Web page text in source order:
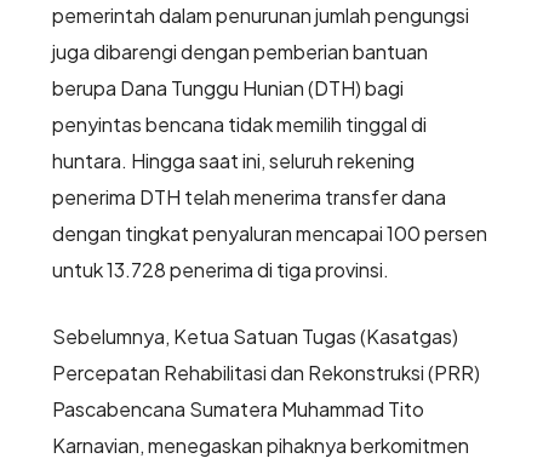
pemerintah dalam penurunan jumlah pengungsi
juga dibarengi dengan pemberian bantuan
berupa Dana Tunggu Hunian (DTH) bagi
penyintas bencana tidak memilih tinggal di
huntara. Hingga saat ini, seluruh rekening
penerima DTH telah menerima transfer dana
dengan tingkat penyaluran mencapai 100 persen
untuk 13.728 penerima di tiga provinsi.
Sebelumnya, Ketua Satuan Tugas (Kasatgas)
Percepatan Rehabilitasi dan Rekonstruksi (PRR)
Pascabencana Sumatera Muhammad Tito
Karnavian, menegaskan pihaknya berkomitmen